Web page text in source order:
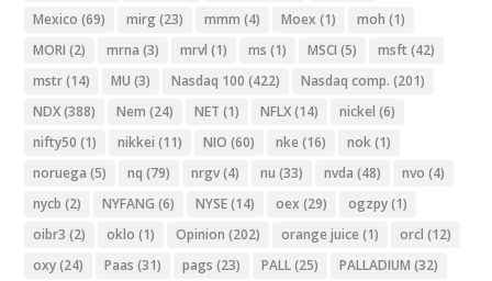
Mexico (69) mirg (23) mmm (4) Moex (1) moh (1)
MORI (2) mrna (3) mrvl (1) ms (1) MSCI (5) msft (42)
mstr(14) MU (3) Nasdaq 100 (422) Nasdaq comp. (201)
NDX(388) Nem (24) NET (1) NFLX(14) nickel (6)
nifty50 (1) nikkei (11) NIO (60) nke (16) nok(1)
noruega (5) nq (79) nrgv(4) nu (33) nvda (48) nvo (4)
nycb (2) NYFANG (6) NYSE(14) oex (29) ogzpy(1)
oibr3 (2) oklo (1) Opinion (202) orange juice (1) orcl (12)
oxy(24) Paas (31) pags (23) PALL(25) PALLADIUM (32)